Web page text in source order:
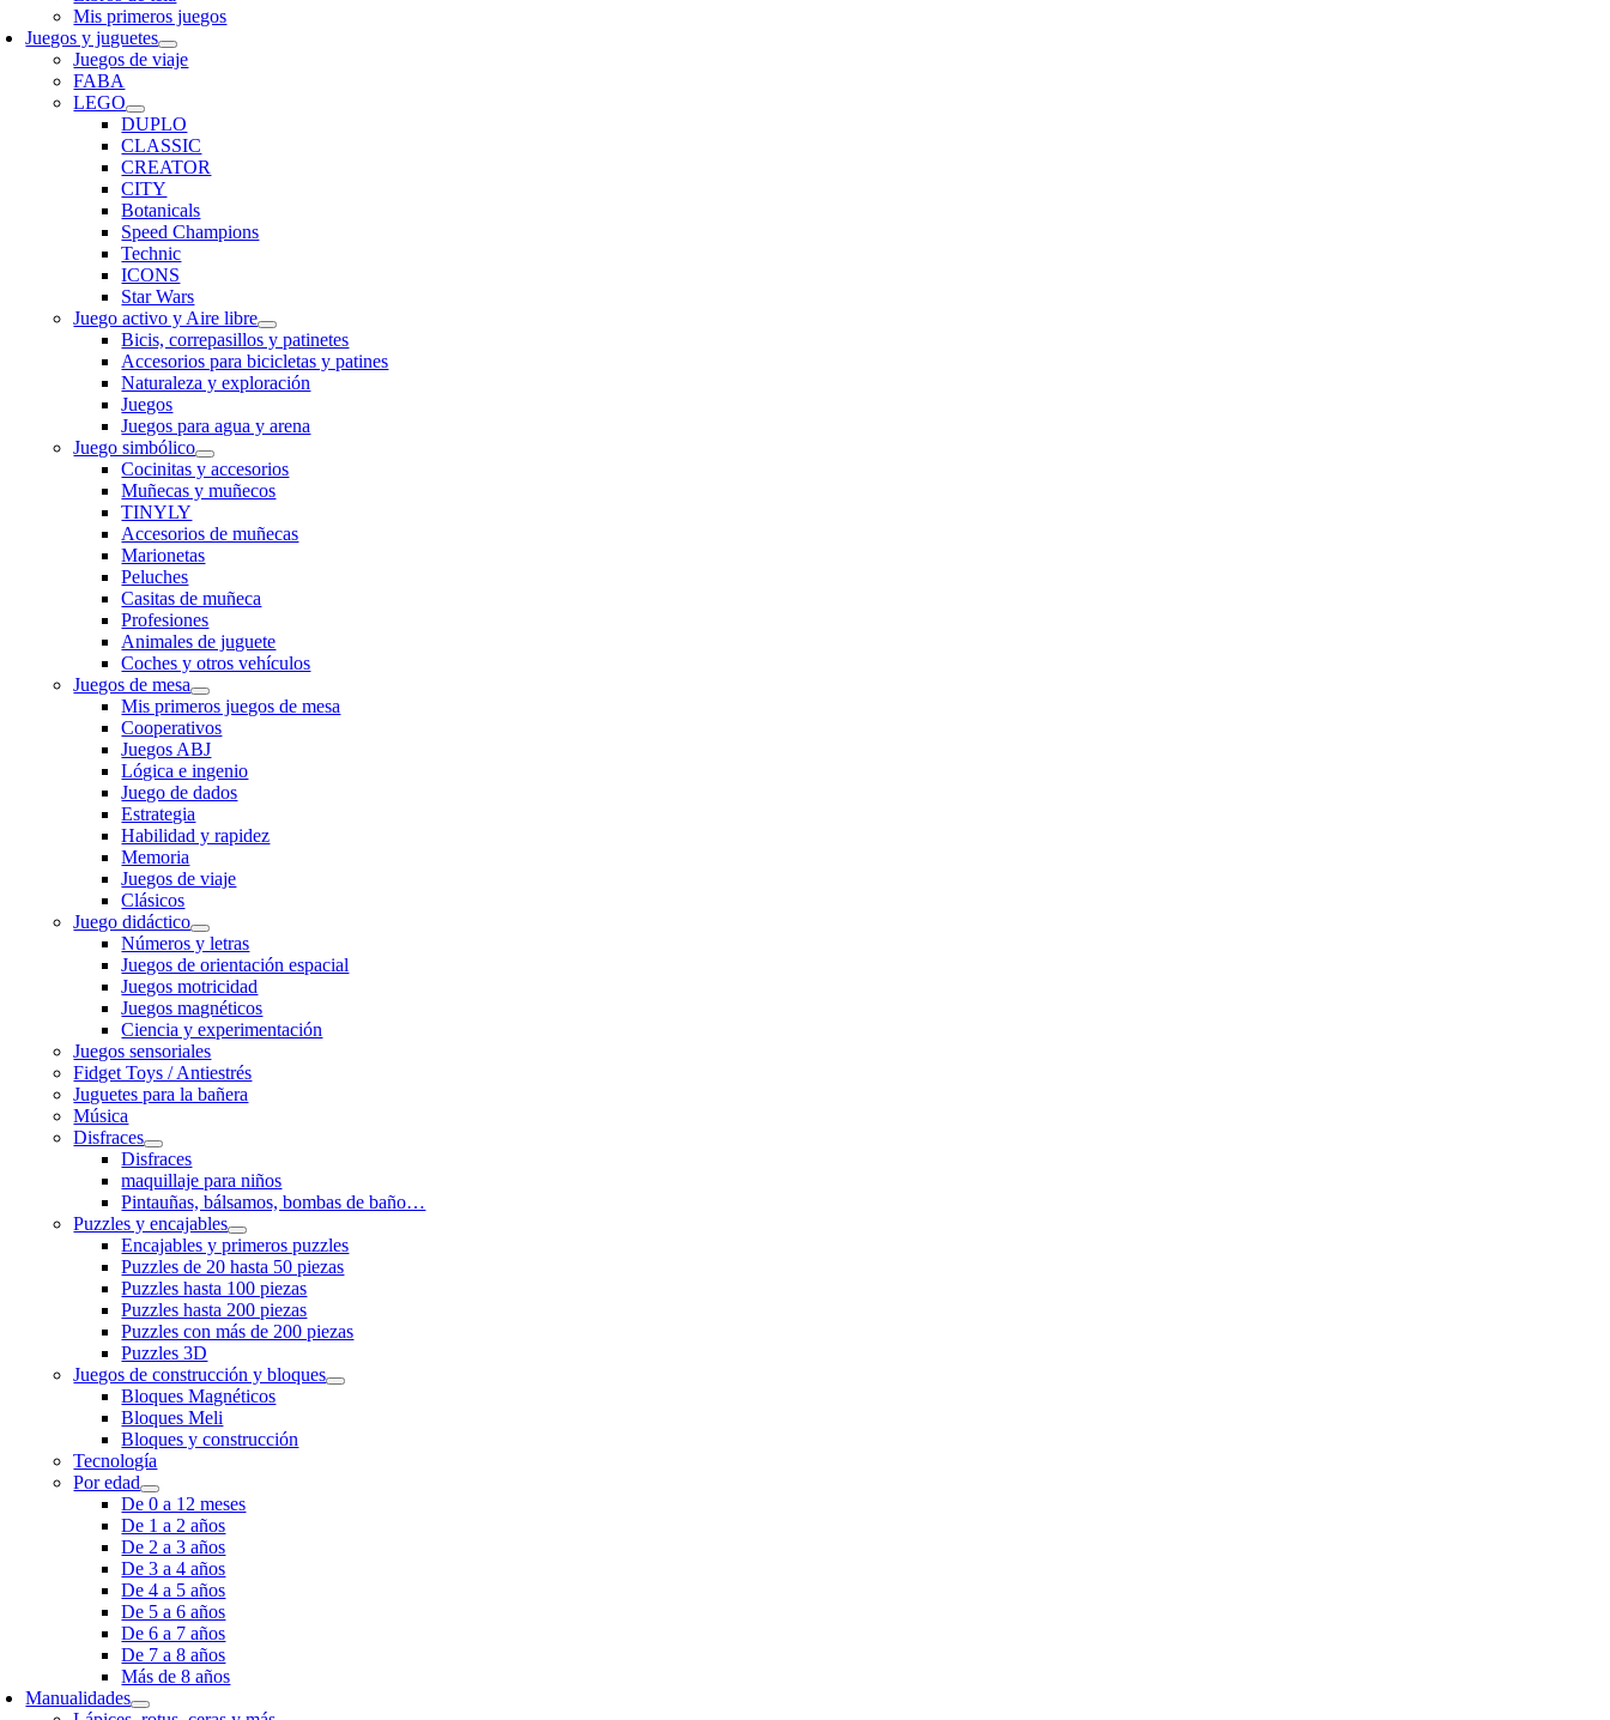
Mis primeros juegos
Juegos y juguetes
Juegos de viaje
FABA
LEGO
DUPLO
CLASSIC
CREATOR
CITY
Botanicals
Speed Champions
Technic
ICONS
Star Wars
Juego activo y Aire libre
Bicis, correpasillos y patinetes
Accesorios para bicicletas y patines
Naturaleza y exploración
Juegos
Juegos para agua y arena
Juego simbólico
Cocinitas y accesorios
Muñecas y muñecos
TINYLY
Accesorios de muñecas
Marionetas
Peluches
Casitas de muñeca
Profesiones
Animales de juguete
Coches y otros vehículos
Juegos de mesa
Mis primeros juegos de mesa
Cooperativos
Juegos ABJ
Lógica e ingenio
Juego de dados
Estrategia
Habilidad y rapidez
Memoria
Juegos de viaje
Clásicos
Juego didáctico
Números y letras
Juegos de orientación espacial
Juegos motricidad
Juegos magnéticos
Ciencia y experimentación
Juegos sensoriales
Fidget Toys / Antiestrés
Juguetes para la bañera
Música
Disfraces
Disfraces
maquillaje para niños
Pintauñas, bálsamos, bombas de baño…
Puzzles y encajables
Encajables y primeros puzzles
Puzzles de 20 hasta 50 piezas
Puzzles hasta 100 piezas
Puzzles hasta 200 piezas
Puzzles con más de 200 piezas
Puzzles 3D
Juegos de construcción y bloques
Bloques Magnéticos
Bloques Meli
Bloques y construcción
Tecnología
Por edad
De 0 a 12 meses
De 1 a 2 años
De 2 a 3 años
De 3 a 4 años
De 4 a 5 años
De 5 a 6 años
De 6 a 7 años
De 7 a 8 años
Más de 8 años
Manualidades